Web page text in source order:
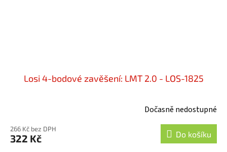
Losi 4-bodové zavěšení: LMT 2.0 - LOS-1825
Dočasně nedostupné
266 Kč bez DPH
322 Kč Do košíku